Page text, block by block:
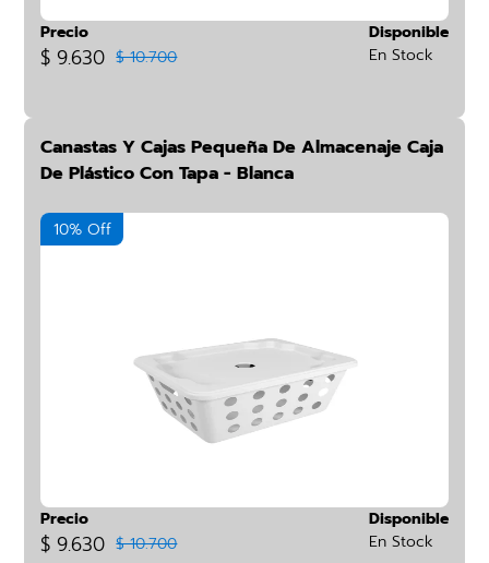
Precio
$ 9.630 $ 10.700
Disponible
En Stock
Canastas Y Cajas Pequeña De Almacenaje Caja
De Plástico Con Tapa - Blanca
10% Off
Precio
$ 9.630 $ 10.700
Disponible
En Stock